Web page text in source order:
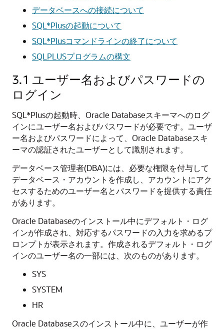
データベースへの接続について
SQL*Plusの起動について
SQL*Plusコマンドラインの終了について
SQLPLUSプログラムの構文
3.1 ユーザー名およびパスワードの
ログイン
SQL*Plusの起動時、Oracle Databaseスキーマへのログ
インにユーザー名およびパスワードが必要です。ユーザ
ー名およびパスワードによって、Oracle Databaseスキ
ーマの認証されたユーザーとして識別されます。
データベース管理者(DBA)には、必要な権限を付与して
データベース・アカウントを作成し、アカウントにアク
セスするためのユーザー名とパスワードを提供する責任
があります。
Oracle Databaseのインストール中にデフォルト・ログ
インが作成され、対応するパスワードの入力を求めるプ
ロンプトが表示されます。作成されるデフォルト・ログ
インのユーザー名の一部には、次のものがあります。
SYS
SYSTEM
HR
Oracle Databaseスのインストール中に、ユーザーが作